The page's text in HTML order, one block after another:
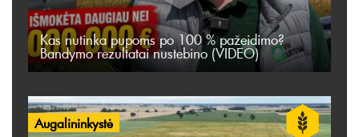
Kas nutinka pupoms po 100 % pažeidimo?
Bandymo rezultatai nustebino (VIDEO)
Augalininkystė